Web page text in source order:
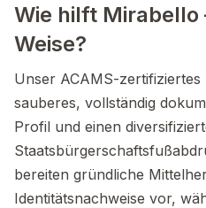
Wie hilft
Weise?
Unser ACAMS-
sauberes, vollständig
Profil und einen
bereiten gründliche
Identitätsnachweise vor,